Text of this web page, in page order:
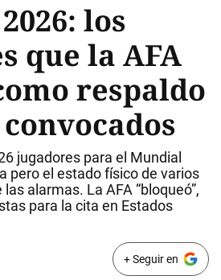
los
que la AFA
respaldo
jugadores para el Mundial
pero el estado físico de varios
alarmas. La AFA “bloqueó”,
para la cita en Estados
+ Seguir en